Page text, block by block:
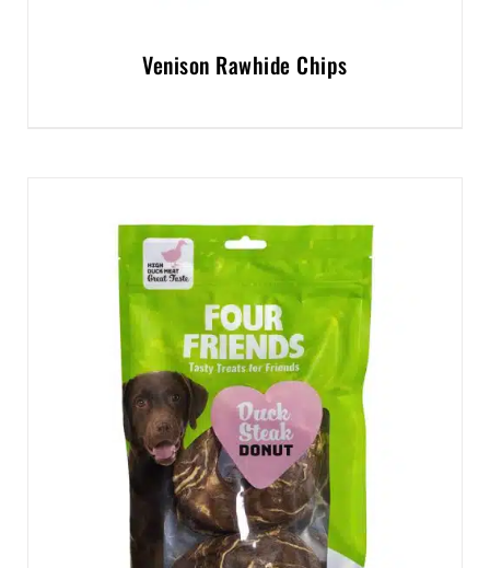
Venison Rawhide Chips